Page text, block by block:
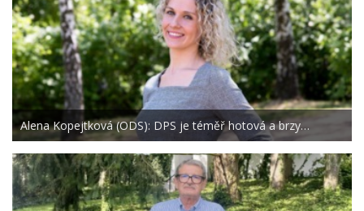
Alena Kopejtková (ODS): DPS je téměř hotová a brzy…